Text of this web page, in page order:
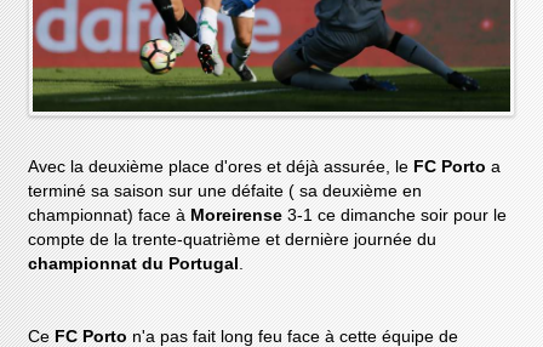
Avec la deuxième place d'ores et déjà assurée, le FC Porto a
terminé sa saison sur une défaite ( sa deuxième en
championnat) face à Moreirense3-1 ce dimanche soir pour le
compte de la trente-quatrième et dernière journée du
championnat du Portugal
CeFC Porto n'a pas fait long feu face à cette équipe de